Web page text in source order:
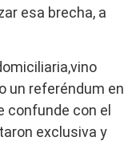
esa brecha, a
un referéndum en
confunde con el
exclusiva y